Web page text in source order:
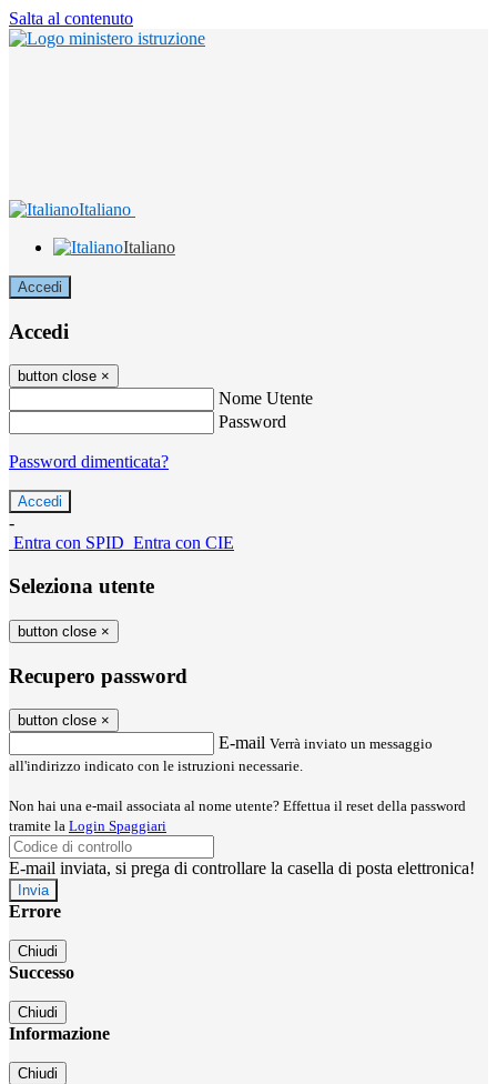
Salta al contenuto
Italiano
Italiano
Accedi
Accedi
button close ×
Nome Utente
Password
Password dimenticata?
-
Entra con SPID Entra con CIE
Seleziona utente
button close ×
Recupero password
button close ×
E-mail Verrà inviato un messaggio
all'indirizzo indicato con le istruzioni necessarie.
Non hai una e-mail associata al nome utente? Effettua il reset della password
tramite la Login Spaggiari
E-mail inviata, si prega di controllare la casella di posta elettronica!
Errore
Chiudi
Successo
Chiudi
Informazione
Chiudi